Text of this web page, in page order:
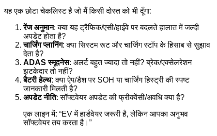
यह एक छोटा चेकलिस्ट है जो मैं किसी दोस्त को भी दूँगा:
रेंज अनुमान: क्या यह ट्रैफिक/एसी/हाईवे पर बदलते हालात में जल्दी
अपडेट होता है?
चार्जिंग प्लानिंग: क्या सिस्टम रूट और चार्जिंग स्टॉप के हिसाब से सुझाव
देता है?
ADAS स्मूदनेस: अलर्ट बहुत ज्यादा तो नहीं? ब्रेक/एक्सेलरेशन
झटकेदार तो नहीं?
बैटरी हेल्थ: क्या ऐप/डैश पर SOH या चार्जिंग हिस्ट्री की स्पष्ट
जानकारी मिलती है?
अपडेट नीति: सॉफ्टवेयर अपडेट की फ्रीक्वेंसी/अवधि क्या है?
एक लाइन में: “EV में हार्डवेयर जरूरी है, लेकिन आपका अनुभव
सॉफ्टवेयर तय करता है।”